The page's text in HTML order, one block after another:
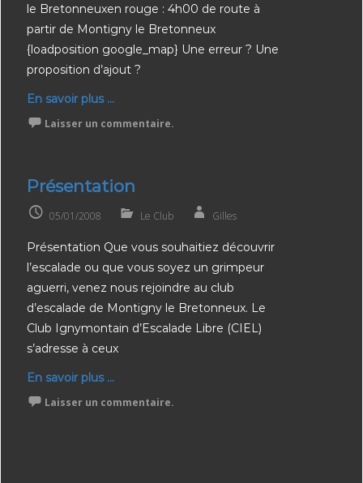
le Bretonneuxen rouge : 4h00 de route à
partir de Montigny le Bretonneux
{loadposition google_map} Une erreur ? Une
proposition d’ajout ?
En savoir plus ...
Laisser un commentaire.
Présentation
05/01/2008 Le Club Gilles
Présentation Que vous souhaitiez découvrir
l’escalade ou que vous soyez un grimpeur
aguerri, venez nous rejoindre au club
d’escalade de Montigny le Bretonneux. Le
Club Ignymontain d’Escalade Libre (CIEL)
s’adresse à ceux
En savoir plus ...
Laisser un commentaire.